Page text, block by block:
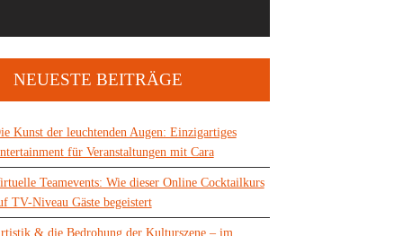
NEUESTE BEITRÄGE
Kunst der leuchtenden Augen: Einzigartiges
für Veranstaltungen mit Cara
Teamevents: Wie dieser Online Cocktailkurs
TV-Niveau Gäste begeistert
& die Bedrohung der Kulturszene – im